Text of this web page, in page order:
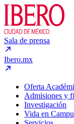
Sala de prensa
Ibero.mx
Oferta
Admisiones y
Investigación
Vida en